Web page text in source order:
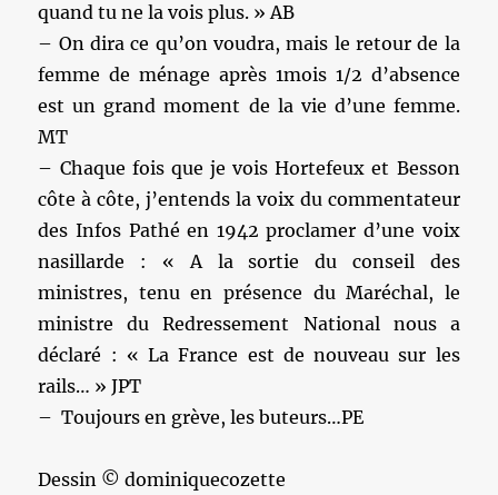
quand tu ne la vois plus. » AB
– On dira ce qu’on voudra, mais le retour de la
femme de ménage après 1mois 1/2 d’absence
est un grand moment de la vie d’une femme.
MT
– Chaque fois que je vois Hortefeux et Besson
côte à côte, j’entends la voix du commentateur
des Infos Pathé en 1942 proclamer d’une voix
nasillarde : « A la sortie du conseil des
ministres, tenu en présence du Maréchal, le
ministre du Redressement National nous a
déclaré : « La France est de nouveau sur les
rails… » JPT
– Toujours en grève, les buteurs…PE
Dessin © dominiquecozette